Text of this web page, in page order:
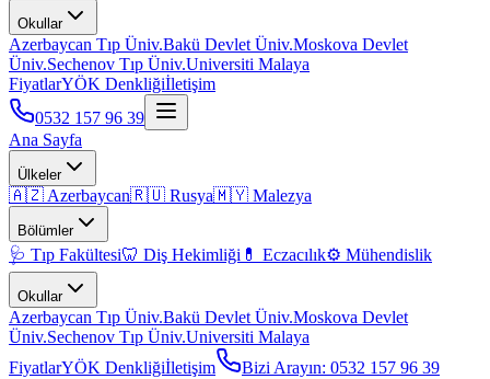
Okullar
Azerbaycan Tıp Üniv.Bakü Devlet Üniv.Moskova Devlet
Üniv.Sechenov Tıp Üniv.Universiti Malaya
FiyatlarYÖK Denkliğiİletişim
0532 157 96 39
Ana Sayfa
Ülkeler
🇦🇿 Azerbaycan🇷🇺 Rusya🇲🇾 Malezya
Bölümler
🩺 Tıp Fakültesi🦷 Diş Hekimliği 💊 Eczacılık⚙️ Mühendislik
Okullar
Azerbaycan Tıp Üniv.Bakü Devlet Üniv.Moskova Devlet
Üniv.Sechenov Tıp Üniv.Universiti Malaya
FiyatlarYÖK Denkliğiİletişim
Bizi Arayın: 0532 157 96 39